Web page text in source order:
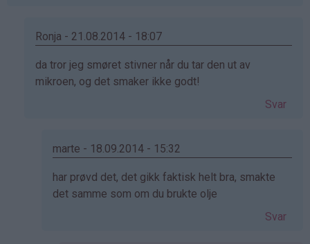
Ronja - 21.08.2014 - 18:07
Som
svar
bekreftet)
da tror jeg smøret stivner når du tar den ut av
mikroen, og det smaker ikke godt!
Svar
marte - 18.09.2014 - 15:32
Som
svar
har prøvd det, det gikk faktisk helt bra, smakte
det samme som om du brukte olje
Svar